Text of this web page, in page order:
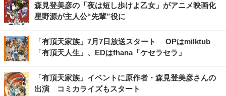
森見登美彦の「夜は短し歩けよ乙女」がアニメ映画化
星野源が主人公“先輩”役に
「有頂天家族」7月7日放送スタート OPはmilktub
「有頂天人生」、EDはfhana「ケセラセラ」
「有頂天家族」イベントに原作者・森見登美彦さんの
出演 コミカライズもスタート